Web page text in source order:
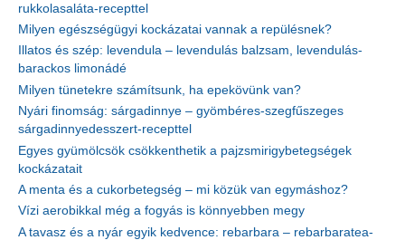
rukkolasaláta-recepttel
Milyen egészségügyi kockázatai vannak a repülésnek?
Illatos és szép: levendula – levendulás balzsam, levendulás-
barackos limonádé
Milyen tünetekre számítsunk, ha epekövünk van?
Nyári finomság: sárgadinnye – gyömbéres-szegfűszeges
sárgadinnyedesszert-recepttel
Egyes gyümölcsök csökkenthetik a pajzsmirigybetegségek
kockázatait
A menta és a cukorbetegség – mi közük van egymáshoz?
Vízi aerobikkal még a fogyás is könnyebben megy
A tavasz és a nyár egyik kedvence: rebarbara – rebarbaratea-